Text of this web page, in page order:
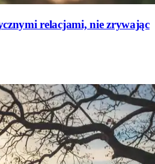
relacjami, nie zrywając